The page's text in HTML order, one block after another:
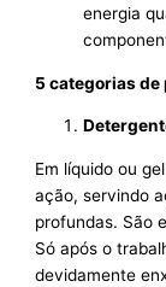
energia
5 categorias
Em líquido ou
ação, servindo
profundas. São
Só após o
devidamente